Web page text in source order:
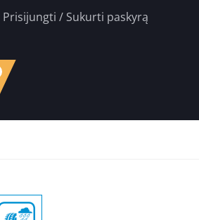
Prisijungti / Sukurti paskyrą